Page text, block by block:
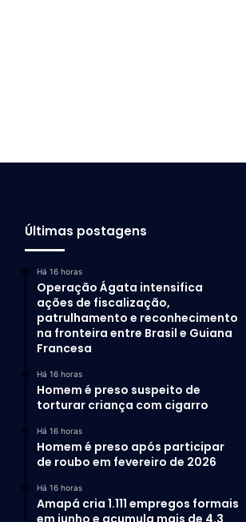
Últimas postagens
Há 16 horas
Operação Ágata intensifica
ações de fiscalização,
patrulhamento e reconhecimento
na fronteira entre Brasil e Guiana
Francesa
Há 16 horas
Homem é preso suspeito de
torturar criança com cigarro
Há 16 horas
Homem é preso após participar
de roubo em fevereiro de 2026
Há 16 horas
Amapá cria 1.111 empregos formais
em junho e acumula mais de 4,3